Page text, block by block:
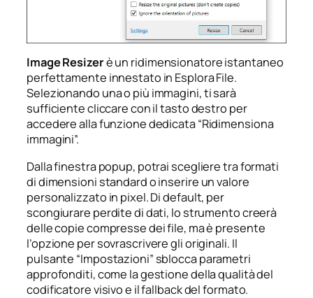
Image Resizerè un ridimensionatore istantaneo
perfettamente innestato in Esplora File.
Selezionando una o più immagini, ti sarà
sufficiente cliccare con il tasto destro per
accedere alla funzione dedicata “Ridimensiona
immagini”.
Dalla finestra popup, potrai scegliere tra formati
di dimensioni standard o inserire un valore
personalizzato in pixel. Di default, per
scongiurare perdite di dati, lo strumento creerà
delle copie compresse dei file, ma è presente
l’opzione per sovrascrivere gli originali. Il
pulsante “Impostazioni” sblocca parametri
approfonditi, come la gestione della qualità del
codificatore visivo e il fallback del formato.